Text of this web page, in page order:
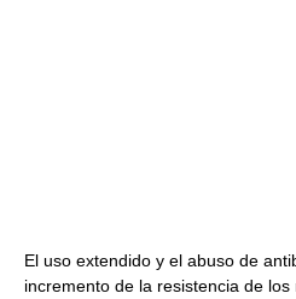
El uso extendido y el abuso de
incremento de la resistencia de